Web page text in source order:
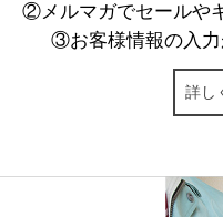
②メルマガでセールや
③お客様情報の入力
詳し